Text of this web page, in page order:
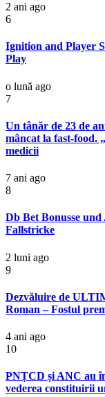
2 ani ago
6
Ignition and Player
Play
o lună ago
7
Un tânăr de 23 de
mâncat la fast-food.
medicii
7 ani ago
8
Db Bet Bonusse
Fallstricke
2 luni ago
9
Dezvăluire de
Roman – Fostul
4 ani ago
10
PNȚCD și ANC au
vederea constituirii